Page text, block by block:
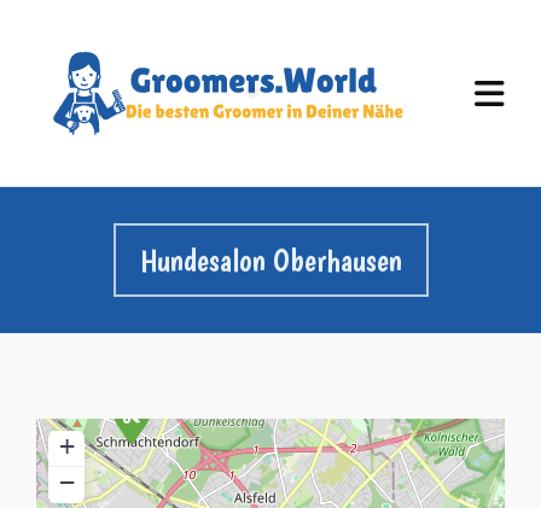
Hundesalon Oberhausen
+
−